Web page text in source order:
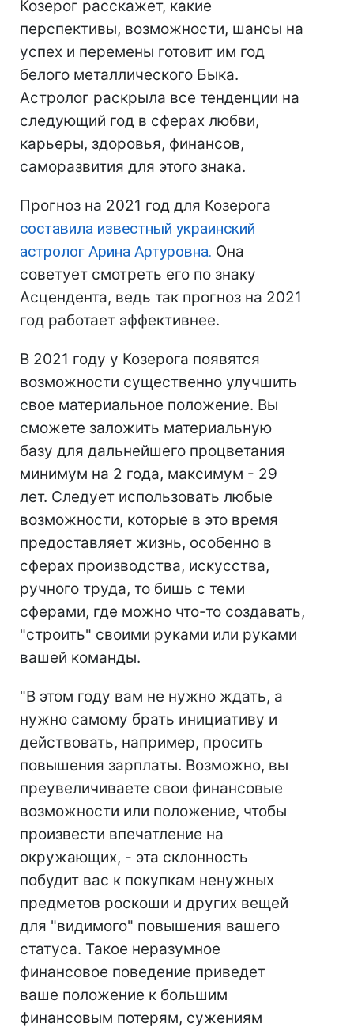
Козерог расскажет, какие
перспективы, возможности, шансы на
успех и перемены готовит им год
белого металлического Быка.
Астролог раскрыла все тенденции на
следующий год в сферах любви,
карьеры, здоровья, финансов,
саморазвития для этого знака.
Прогноз на 2021 год для Козерога
составила известный украинский
астролог Арина Артуровна. Она
советует смотреть его по знаку
Асцендента, ведь так прогноз на 2021
год работает эффективнее.
В 2021 году у Козерога появятся
возможности существенно улучшить
свое материальное положение. Вы
сможете заложить материальную
базу для дальнейшего процветания
минимум на 2 года, максимум - 29
лет. Следует использовать любые
возможности, которые в это время
предоставляет жизнь, особенно в
сферах производства, искусства,
ручного труда, то бишь с теми
сферами, где можно что-то создавать,
"строить" своими руками или руками
вашей команды.
"В этом году вам не нужно ждать, а
нужно самому брать инициативу и
действовать, например, просить
повышения зарплаты. Возможно, вы
преувеличиваете свои финансовые
возможности или положение, чтобы
произвести впечатление на
окружающих, - эта склонность
побудит вас к покупкам ненужных
предметов роскоши и других вещей
для "видимого" повышения вашего
статуса. Такое неразумное
финансовое поведение приведет
ваше положение к большим
финансовым потерям, сужениям